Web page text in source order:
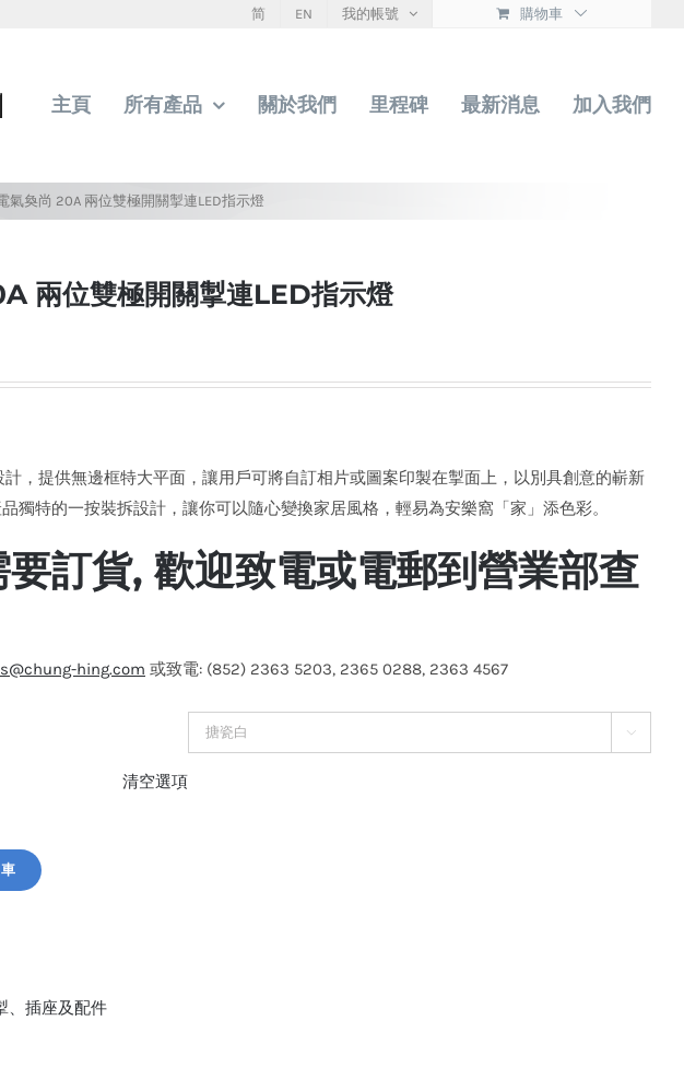
简 EN 我的帳號 購物車
主頁 所有產品 關於我們 里程碑 最新消息 加入我們
氣奐尚 20A 兩位雙極開關掣連LED指示燈
兩位雙極開關掣連LED指示燈
，提供無邊框特大平面，讓用戶可將自訂相片或圖案印製在掣面上，以別具創意的嶄新
獨特的一按裝拆設計，讓你可以隨心變換家居風格，輕易為安樂窩「家」添色彩。
訂貨, 歡迎致電或電郵到營業部查
hing.com 或致電: (852) 2363 5203, 2365 0288, 2363 4567

清空選項
、插座及配件